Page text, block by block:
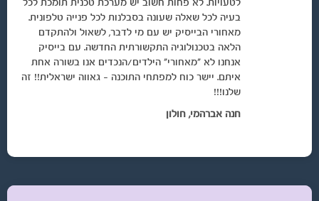
לטעויות. לא פחות חשוב יש מערכת טכנית תומכת לכל
בעיה לכל שאלה שעונה בסבלנות לכל פנייה טלפונית.
מאחורי הבייסיק יש עם מי לדבר, לשאול ולהתקדם
הלאה בטכנולוגיה התקשורתית החדשה. עם בייסיק
אנחנו לא "מאחורי" הילדים/הנכדים אנו בשורה אחת
איתם. יישר כוח למפתחי התוכנה - גאווה ישראלית!! זה
שלנו!!!
חנה אברהמי, חולון